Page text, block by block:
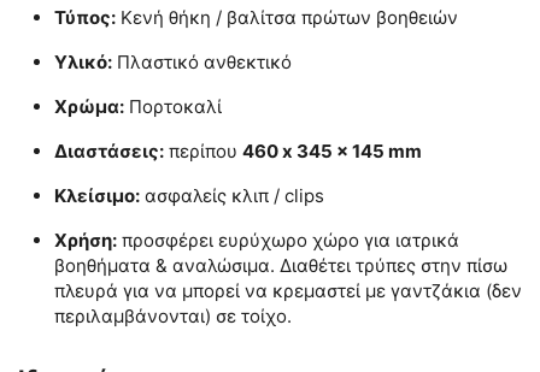
Τύπος: Κενή θήκη / βαλίτσα πρώτων βοηθειών
Υλικό: Πλαστικό ανθεκτικό
Χρώμα: Πορτοκαλί
Διαστάσεις: περίπου 460 x 345 x 145 mm
Κλείσιμο: ασφαλείς κλιπ / clips
Χρήση: προσφέρει ευρύχωρο χώρο για ιατρικά
βοηθήματα & αναλώσιμα. Διαθέτει τρύπες στην πίσω
πλευρά για να μπορεί να κρεμαστεί με γαντζάκια (δεν
περιλαμβάνονται) σε τοίχο.